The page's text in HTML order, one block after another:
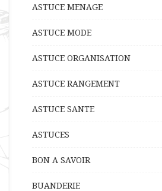
ASTUCE MENAGE
ASTUCE MODE
ASTUCE ORGANISATION
ASTUCE RANGEMENT
ASTUCE SANTE
ASTUCES
BON A SAVOIR
BUANDERIE